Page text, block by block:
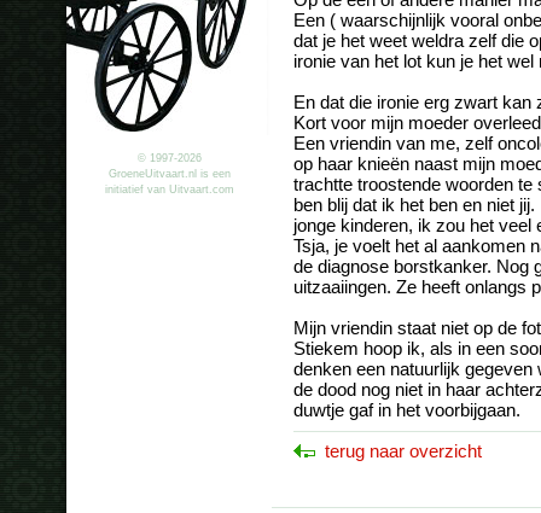
© 1997-2026
GroeneUitvaart.nl is een
initiatief van Uitvaart.com
Een ( waarschijnlijk vooral
dat je het weet weldra zelf die
ironie van het lot kun je het wel
En dat die ironie erg zwart kan
Kort voor mijn moeder
Een vriendin van me, zelf
op haar knieën naast mijn
trachtte troostende woorden te
ben blij dat ik het ben en niet
jonge kinderen, ik zou het veel
Tsja, je voelt het al aankomen
de diagnose borstkanker. Nog
uitzaaiingen. Ze heeft onlangs
Mijn vriendin staat niet op de
Stiekem hoop ik, als in een
denken een natuurlijk
de dood nog niet in haar
duwtje gaf in het voorbijgaan.
terug naar overzicht